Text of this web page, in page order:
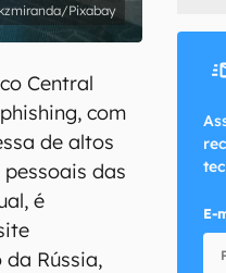
Pixabay
Central
com
de altos
das
é
Rússia,
E-